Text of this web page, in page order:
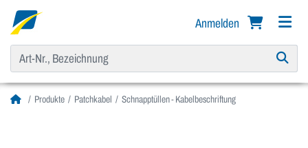
Anmelden
Produkte Patchkabel Schnapptüllen - Kabelbeschriftung